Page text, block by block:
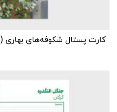
کارت پستال شکوفه‌های بهاری (۱)